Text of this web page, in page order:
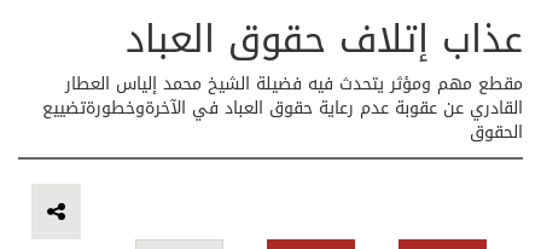
عذاب إتلاف حقوق العباد
مقطع مهم ومؤثر يتحدث فيه فضيلة الشيخ محمد إلياس العطار
القادري عن عقوبة عدم رعاية حقوق العباد في الآخرةوخطورةتضييع
الحقوق